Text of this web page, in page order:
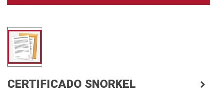
CERTIFICADO SNORKEL